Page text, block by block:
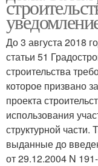
До 3 августа 2018
статьи 51
строительства
которое призвано
проекта
использования
структурной
выданные до
от 29.12.2004 N